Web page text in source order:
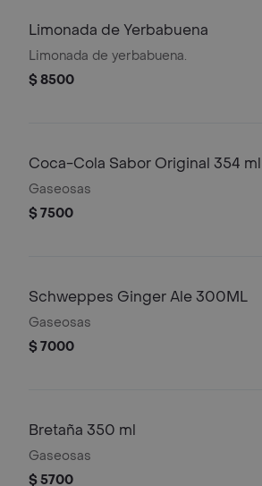
Limonada de Yerbabuena
Limonada de yerbabuena.
$ 8500
Coca-Cola Sabor Original 354 ml
Gaseosas
$ 7500
Schweppes Ginger Ale 300ML
Gaseosas
$ 7000
Bretaña 350 ml
Gaseosas
$ 5700